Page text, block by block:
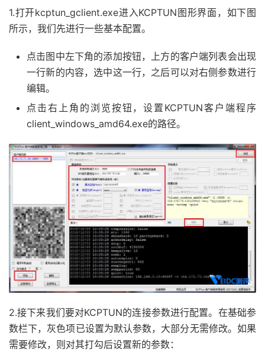
1.打开kcptun_gclient.exe进入KCPTUN图形界面，如下图
所示，我们先进行一些基本配置。
点击图中左下角的添加按钮，上方的客户端列表会出现
一行新的内容，选中这一行，之后可以对右侧参数进行
编辑。
点击右上角的浏览按钮，设置KCPTUN客户端程序
client_windows_amd64.exe的路径。
2.接下来我们要对KCPTUN的连接参数进行配置。在基础参
数栏下，灰色项已设置为默认参数，大部分无需修改。如果
需要修改，则对其打勾后设置新的参数：